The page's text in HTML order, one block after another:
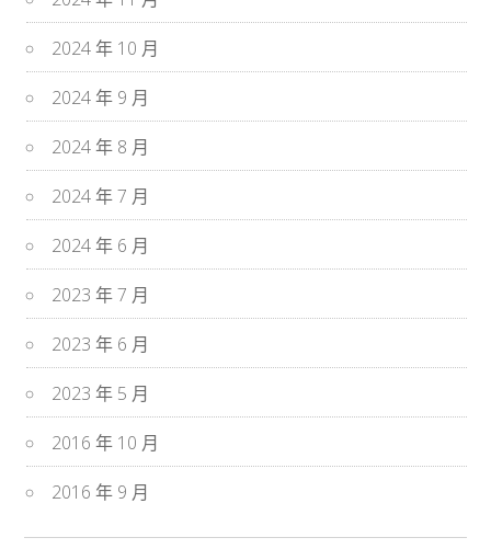
2024 年 10 月
2024 年 9 月
2024 年 8 月
2024 年 7 月
2024 年 6 月
2023 年 7 月
2023 年 6 月
2023 年 5 月
2016 年 10 月
2016 年 9 月